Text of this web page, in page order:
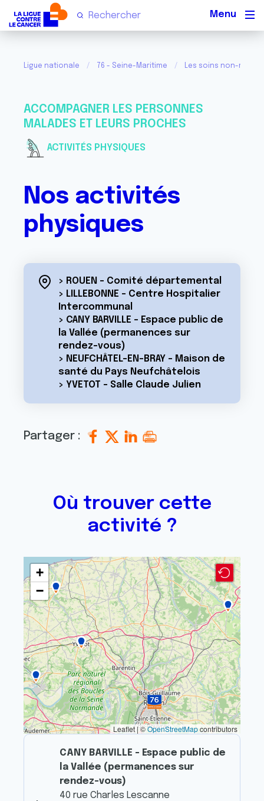
Ligue nationale 76 - Seine-Maritime Les soins non-
ACCOMPAGNER LES PERSONNES
MALADES ET LEURS PROCHES
ACTIVITÉS PHYSIQUES
Nos activités
physiques
> ROUEN - Comité départemental
> LILLEBONNE - Centre Hospitalier
Intercommunal
> CANY BARVILLE - Espace public de
la Vallée (permanences sur
rendez-vous)
> NEUFCHÂTEL-EN-BRAY - Maison de
santé du Pays Neufchâtelois
> YVETOT - Salle Claude Julien
Partager :
Où trouver cette
activité ?
+
−
Leaflet | ©OpenStreetMapcontributors
CANY BARVILLE - Espace public de
la Vallée (permanences sur
rendez-vous)
40 rue Charles Lescanne